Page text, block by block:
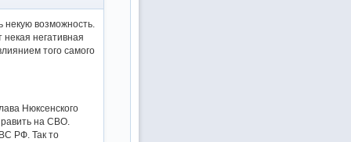
возможность.
негативная
того самого
Нюксенского
на СВО.
РФ. Так то